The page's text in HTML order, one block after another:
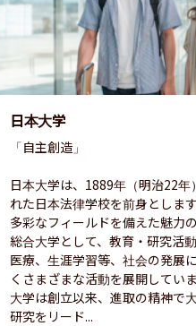
日本大学
「自主創造」
日本大学は、1889年（明治22年
れた日本法律学校を前身としま
多彩なフィールドを備えた魅力
総合大学として、教育・研究活動
医療、生涯学習等、社会の発展
くさまざまな活動を展開してい
大学は創立以来、進取の精神で
研究をリード...